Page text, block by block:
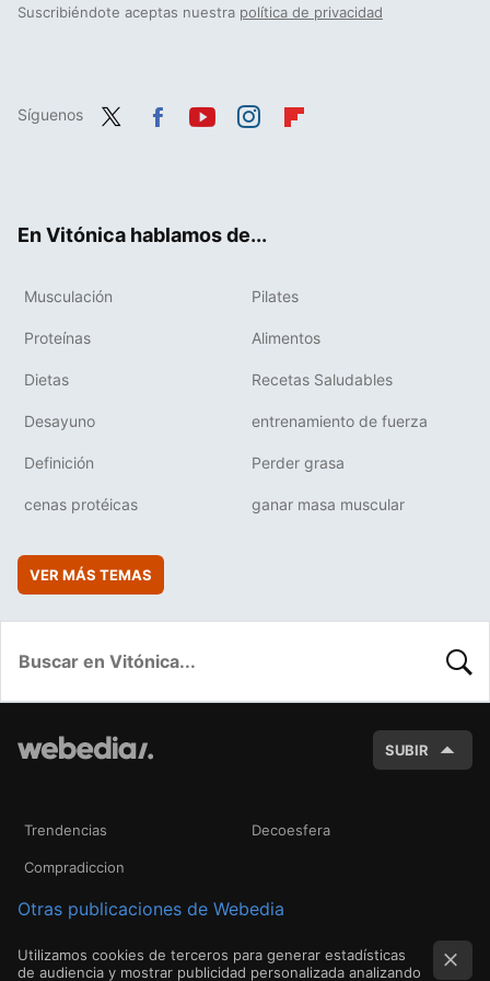
Suscribiéndote aceptas nuestra política de privacidad
Síguenos
En Vitónica hablamos de...
Musculación Pilates
Proteínas Alimentos
Dietas Recetas Saludables
Desayuno entrenamiento de fuerza
Definición Perder grasa
cenas protéicas ganar masa muscular
VER MÁS TEMAS
SUBIR
Trendencias Decoesfera
Compradiccion
Otras publicaciones de Webedia
Utilizamos cookies de terceros para generar estadísticas
de audiencia y mostrar publicidad personalizada analizando